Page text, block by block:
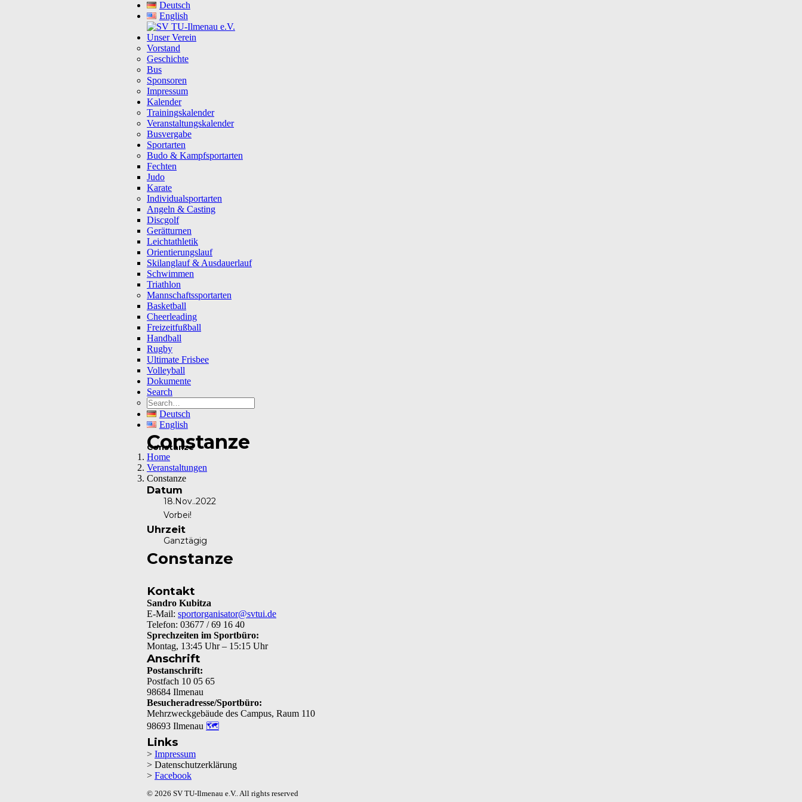
Deutsch
English
Unser Verein
Vorstand
Geschichte
Bus
Sponsoren
Impressum
Kalender
Trainingskalender
Veranstaltungskalender
Busvergabe
Sportarten
Budo & Kampfsportarten
Fechten
Judo
Karate
Individualsportarten
Angeln & Casting
Discgolf
Gerätturnen
Leichtathletik
Orientierungslauf
Skilanglauf & Ausdauerlauf
Schwimmen
Triathlon
Mannschaftssportarten
Basketball
Cheerleading
Freizeitfußball
Handball
Rugby
Ultimate Frisbee
Volleyball
Dokumente
Search
Deutsch
English
Constanze
Constanze
Home
Veranstaltungen
Constanze
Datum
18.Nov..2022
Vorbei!
Uhrzeit
Ganztägig
Constanze
Kontakt
Sandro Kubitza
E-Mail: sportorganisator@svtui.de
Telefon: 03677 / 69 16 40
Sprechzeiten im Sportbüro:
Montag, 13:45 Uhr – 15:15 Uhr
Anschrift
Postanschrift:
Postfach 10 05 65
98684 Ilmenau
Besucheradresse/Sportbüro:
Mehrzweckgebäude des Campus, Raum 110
98693 Ilmenau 🗺
Links
> Impressum
> Datenschutzerklärung
> Facebook
© 2026 SV TU-Ilmenau e.V.. All rights reserved